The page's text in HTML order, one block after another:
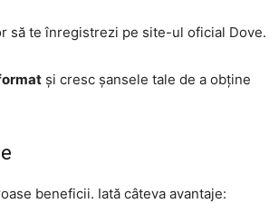
să te înregistrezi pe site-ul oficial Dove.
și cresc șansele tale de a obține
beneficii. Iată câteva avantaje: